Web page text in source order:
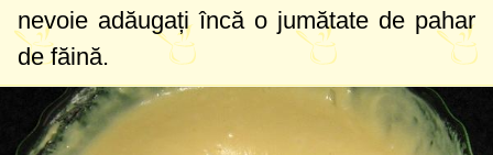
nevoie adăugați încă o jumătate de pahar
de făină.